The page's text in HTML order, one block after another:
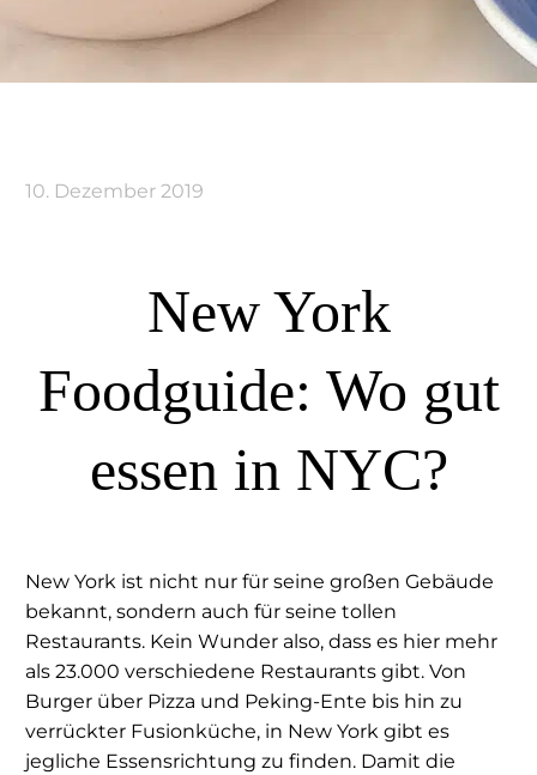
10. Dezember 2019
New York
Foodguide: Wo gut
essen in NYC?
New York ist nicht nur für seine großen Gebäude
bekannt, sondern auch für seine tollen
Restaurants. Kein Wunder also, dass es hier mehr
als 23.000 verschiedene Restaurants gibt. Von
Burger über Pizza und Peking-Ente bis hin zu
verrückter Fusionküche, in New York gibt es
jegliche Essensrichtung zu finden. Damit die